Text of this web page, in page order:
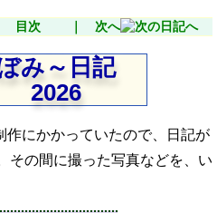
目次 ｜ 次へ
み～日記
2026
作にかかっていたので、日記が
その間に撮った写真などを、い